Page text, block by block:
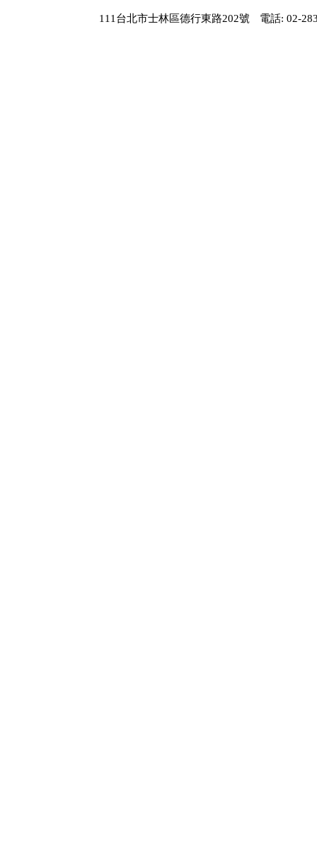
111台北市士林區德行東路202號 電話: 02-